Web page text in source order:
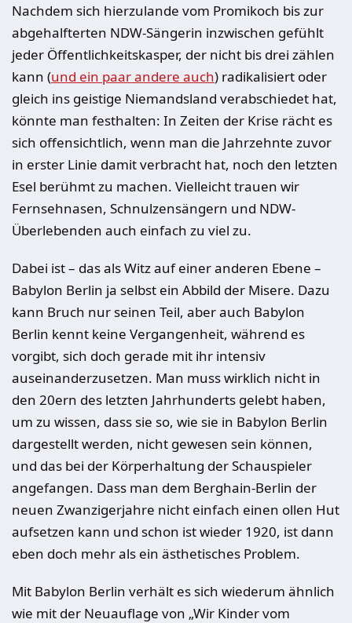
Nachdem sich hierzulande vom Promikoch bis zur
abgehalfterten NDW-Sängerin inzwischen gefühlt
jeder Öffentlichkeitskasper, der nicht bis drei zählen
kann (und ein paar andere auch) radikalisiert oder
gleich ins geistige Niemandsland verabschiedet hat,
könnte man festhalten: In Zeiten der Krise rächt es
sich offensichtlich, wenn man die Jahrzehnte zuvor
in erster Linie damit verbracht hat, noch den letzten
Esel berühmt zu machen. Vielleicht trauen wir
Fernsehnasen, Schnulzensängern und NDW-
Überlebenden auch einfach zu viel zu.
Dabei ist – das als Witz auf einer anderen Ebene –
Babylon Berlin ja selbst ein Abbild der Misere. Dazu
kann Bruch nur seinen Teil, aber auch Babylon
Berlin kennt keine Vergangenheit, während es
vorgibt, sich doch gerade mit ihr intensiv
auseinanderzusetzen. Man muss wirklich nicht in
den 20ern des letzten Jahrhunderts gelebt haben,
um zu wissen, dass sie so, wie sie in Babylon Berlin
dargestellt werden, nicht gewesen sein können,
und das bei der Körperhaltung der Schauspieler
angefangen. Dass man dem Berghain-Berlin der
neuen Zwanzigerjahre nicht einfach einen ollen Hut
aufsetzen kann und schon ist wieder 1920, ist dann
eben doch mehr als ein ästhetisches Problem.
Mit Babylon Berlin verhält es sich wiederum ähnlich
wie mit der Neuauflage von „Wir Kinder vom